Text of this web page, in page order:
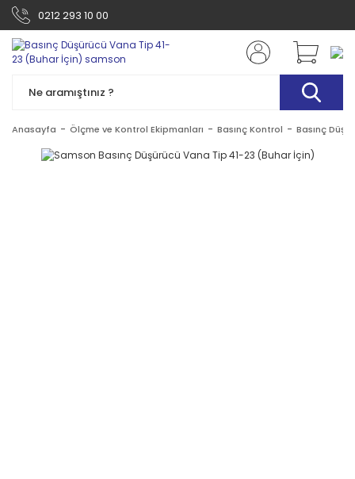
0212 293 10 00
Anasayfa Ölçme ve Kontrol Ekipmanları Basınç Kontrol Basınç